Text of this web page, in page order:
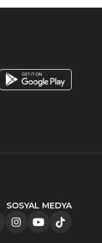
SOSYAL MEDYA